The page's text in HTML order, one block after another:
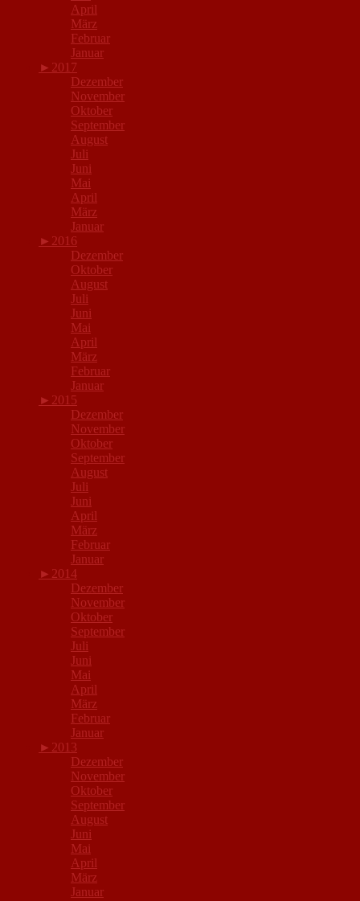
April
März
Februar
Januar
► 2017
Dezember
November
Oktober
September
August
Juli
Juni
Mai
April
März
Januar
► 2016
Dezember
Oktober
August
Juli
Juni
Mai
April
März
Februar
Januar
► 2015
Dezember
November
Oktober
September
August
Juli
Juni
April
März
Februar
Januar
► 2014
Dezember
November
Oktober
September
Juli
Juni
Mai
April
März
Februar
Januar
► 2013
Dezember
November
Oktober
September
August
Juni
Mai
April
März
Januar